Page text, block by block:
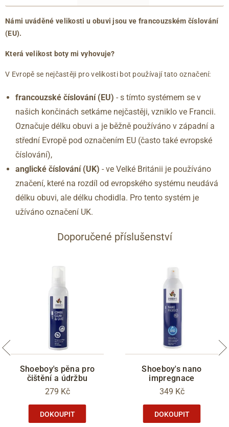
Námi uváděné velikosti u obuvi jsou ve francouzském číslování
(EU).
Která velikost boty mi vyhovuje?
V Evropě se nejčastěji pro velikosti bot používají tato označení:
francouzské číslování (EU) - s tímto systémem se v
našich končinách setkáme nejčastěji, vzniklo ve Francii.
Označuje délku obuvi a je běžně používáno v západní a
střední Evropě pod označením EU (často také evropské
číslování),
anglické číslování (UK) - ve Velké Británii je používáno
značení, které na rozdíl od evropského systému neudává
délku obuvi, ale délku chodidla. Pro tento systém je
užíváno označení UK.
Doporučené příslušenství
Shoeboy's pěna pro
čištění a údržbu
279 Kč
DOKOUPIT
Shoeboy's nano
impregnace
349 Kč
DOKOUPIT